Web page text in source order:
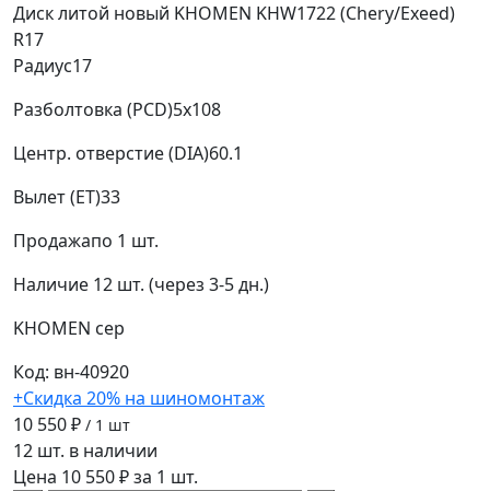
Диск литой новый KHOMEN KHW1722 (Chery/Exeed)
R17
Радиус17
Разболтовка (PCD)5x108
Центр. отверстие (DIA)60.1
Вылет (ET)33
Продажапо 1 шт.
Наличие 12 шт. (через 3-5 дн.)
KHOMEN сер
Код: вн-40920
+Скидка 20% на шиномонтаж
10 550 ₽ / 1 шт
12 шт. в наличии
Цена 10 550 ₽ за 1 шт.